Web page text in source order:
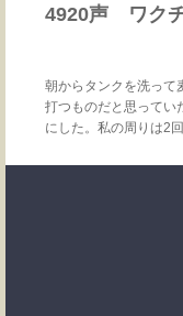
4920声 ワク
朝からタンクを洗って
打つものだと思ってい
にした。私の周りは2